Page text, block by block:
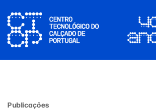
Publicações